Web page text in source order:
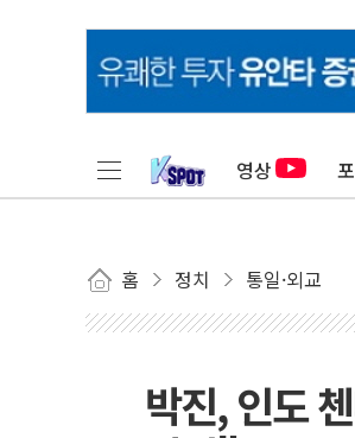
영상
홈 정치 통일·외교
박진, 인도